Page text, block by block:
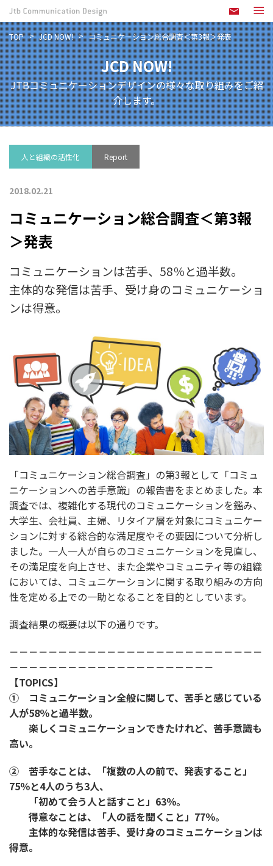
TOP JCD NOW! コミュニケーション総合調査＜第3報＞発表
JCD NOW!
JTBコミュニケーションデザインの様々な取り組みをご紹
介します。
人と組織の活性化 Report
2018.02.21
コミュニケーション総合調査＜第3報
＞発表
コミュニケーションは苦手、58％と過半数。
主体的な発信は苦手、受け身のコミュニケーショ
ンは得意。
「コミュニケーション総合調査」の第3報として「コミュ
ニケーションへの苦手意識」の報告書をまとめました。本
調査では、複雑化する現代のコミュニケーションを鑑み、
大学生、会社員、主婦、リタイア層を対象にコミュニケー
ションに対する総合的な満足度やその要因について分析し
ました。一人一人が自らのコミュニケーションを見直し、
その満足度を向上させ、また企業やコミュニティ等の組織
においては、コミュニケーションに関する取り組みの方向
性を定める上での一助となることを目的としています。
調査結果の概要は以下の通りです。
－－－－－－－－－－－－－－－－－－－－－－－－－－
－－－－－－－－－－－－－－－－－－－－－
【TOPICS】
① コミュニケーション全般に関して、苦手と感じている
人が58％と過半数。
楽しくコミュニケーションできたけれど、苦手意識も
高い。
② 苦手なことは、「複数の人の前で、発表すること」
75％と4人のうち3人、
「初めて会う人と話すこと」63％。
得意なことは、「人の話を聞くこと」77％。
主体的な発信は苦手、受け身のコミュニケーションは
得意。